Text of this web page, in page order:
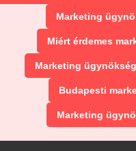
Marketing
Miért érdemes
Marketing
Budapesti
Marketing